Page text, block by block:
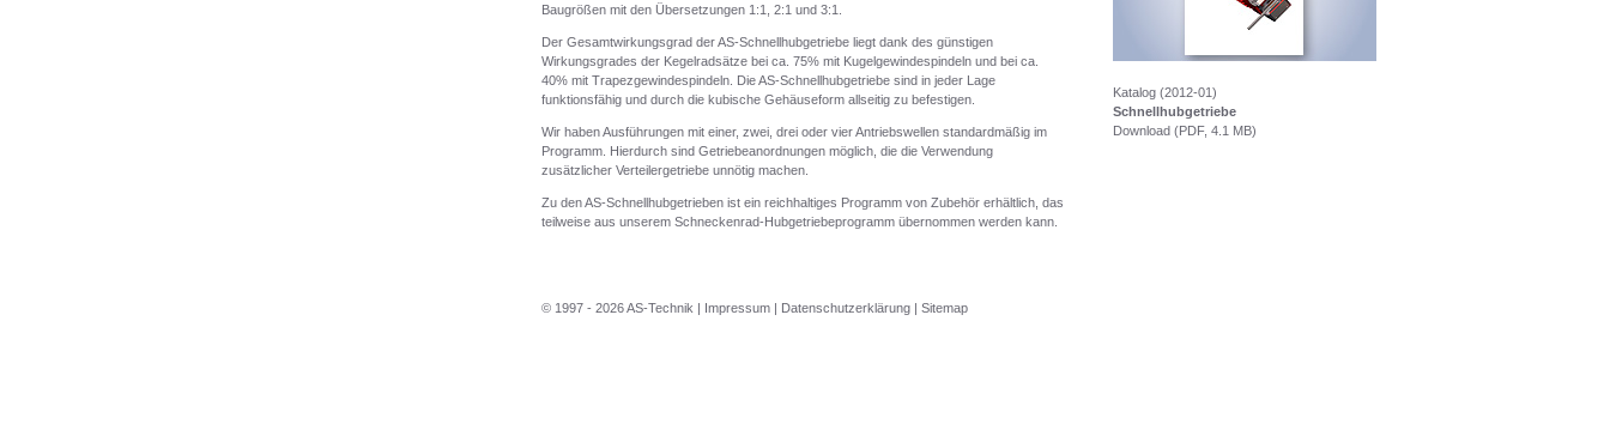
Baugrößen mit den Übersetzungen 1:1, 2:1 und 3:1.
Der Gesamtwirkungsgrad der AS-Schnellhubgetriebe liegt dank des günstigen
Wirkungsgrades der Kegelradsätze bei ca. 75% mit Kugelgewindespindeln und bei ca.
40% mit Trapezgewindespindeln. Die AS-Schnellhubgetriebe sind in jeder Lage
funktionsfähig und durch die kubische Gehäuseform allseitig zu befestigen.
Wir haben Ausführungen mit einer, zwei, drei oder vier Antriebswellen standardmäßig im
Programm. Hierdurch sind Getriebeanordnungen möglich, die die Verwendung
zusätzlicher Verteilergetriebe unnötig machen.
Zu den AS-Schnellhubgetrieben ist ein reichhaltiges Programm von Zubehör erhältlich, das
teilweise aus unserem Schneckenrad-Hubgetriebeprogramm übernommen werden kann.
Katalog (2012-01)
Schnellhubgetriebe
Download (PDF, 4.1 MB)
© 1997 - 2026 AS-Technik | Impressum | Datenschutzerklärung | Sitemap